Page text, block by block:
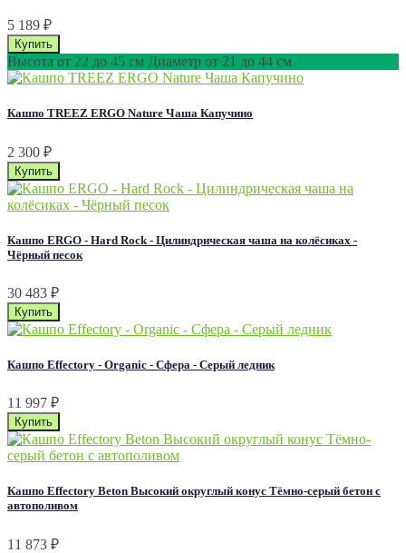
5 189 ₽
Высота от 22 до 45 см Диаметр от 21 до 44 см
Кашпо TREEZ ERGO Nature Чаша Капучино
2 300 ₽
Кашпо ERGO - Hard Rock - Цилиндрическая чаша на колёсиках -
Чёрный песок
30 483 ₽
Кашпо Effectory - Organic - Сфера - Серый ледник
11 997 ₽
Кашпо Effectory Beton Высокий округлый конус Тёмно-серый бетон с
автополивом
11 873 ₽